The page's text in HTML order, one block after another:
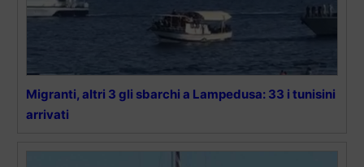
Migranti, altri 3 gli sbarchi a Lampedusa: 33 i tunisini
arrivati